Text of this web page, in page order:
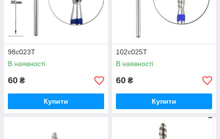
98с023Т
В наявності
60 ₴
Купити
102с025Т
В наявності
60 ₴
Купити